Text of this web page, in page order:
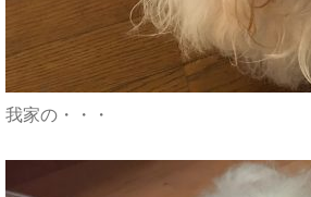
我家の・・・